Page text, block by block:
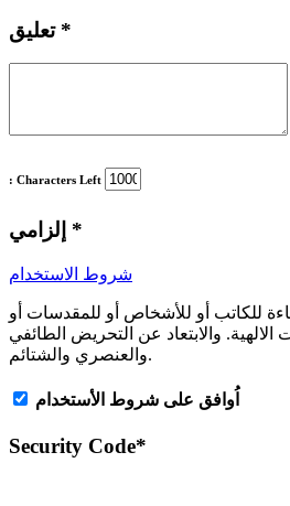
تعليق *
: Characters Left
*
شروط الاستخدام
للكاتب أو للأشخاص أو للمقدسات أو
الالهية. والابتعاد عن التحريض الطائفي
والعنصري والشتائم.
اُوافق على شروط الأستخدام
Security Code*